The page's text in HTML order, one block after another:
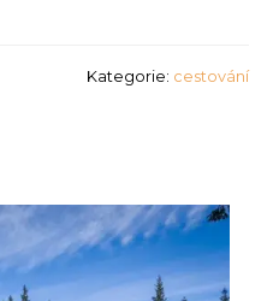
Kategorie: cestování